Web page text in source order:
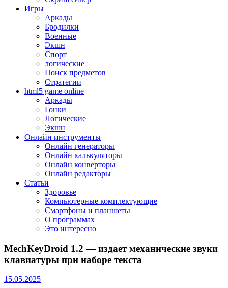
Игры
Аркады
Бродилки
Военные
Экшн
Спорт
логические
Поиск предметов
Стратегии
html5 game online
Аркады
Гонки
Логические
Экшн
Онлайн инструменты
Онлайн генераторы
Онлайн калькуляторы
Онлайн конверторы
Онлайн редакторы
Статьи
Здоровье
Компьютерные комплектующие
Смартфоны и планшеты
О программах
Это интересно
MechKeyDroid 1.2 — издает механические звуки
клавиатуры при наборе текста
15.05.2025